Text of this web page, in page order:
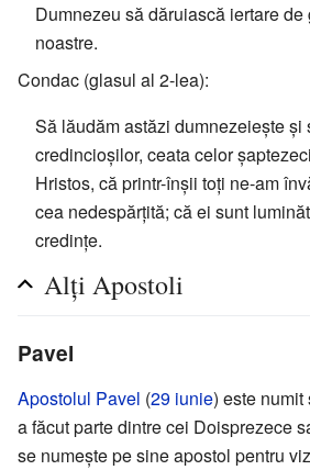
Dumnezeu să dăruiască iertare
noastre.
Condac (glasul al 2-lea):
Să lăudăm astăzi dumnezeiește și
credincioșilor, ceata celor
Hristos, că printr-înșii toți ne-am
cea nedespărțită; că ei sunt
credințe.
Alți Apostoli
Pavel
Apostolul Pavel (29 iunie) este
a făcut parte dintre cei Doisprezece
se numește pe sine apostol pentru